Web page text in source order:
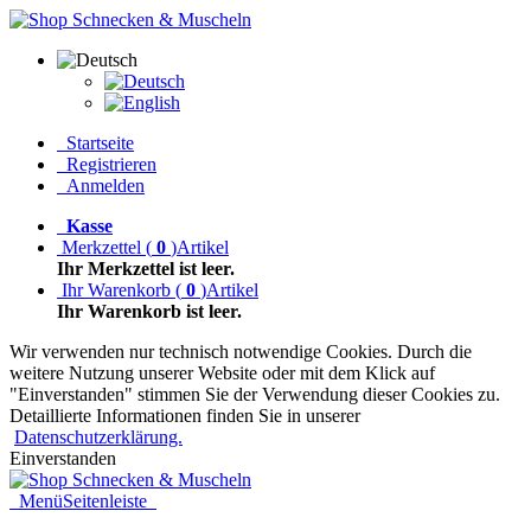
Startseite
Registrieren
Anmelden
Kasse
Merkzettel ( 0 )Artikel
Ihr Merkzettel ist leer.
Ihr Warenkorb ( 0 )Artikel
Ihr Warenkorb ist leer.
Wir verwenden nur technisch notwendige Cookies. Durch die
weitere Nutzung unserer Website oder mit dem Klick auf
"Einverstanden" stimmen Sie der Verwendung dieser Cookies zu.
Detaillierte Informationen finden Sie in unserer
Datenschutzerklärung.
Einverstanden
MenüSeitenleiste